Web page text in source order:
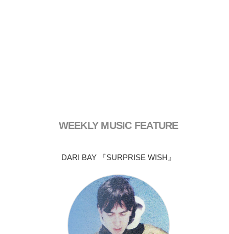
WEEKLY MUSIC FEATURE
DARI BAY 『SURPRISE WISH』